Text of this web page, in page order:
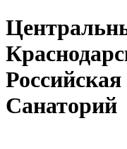
Санаторий